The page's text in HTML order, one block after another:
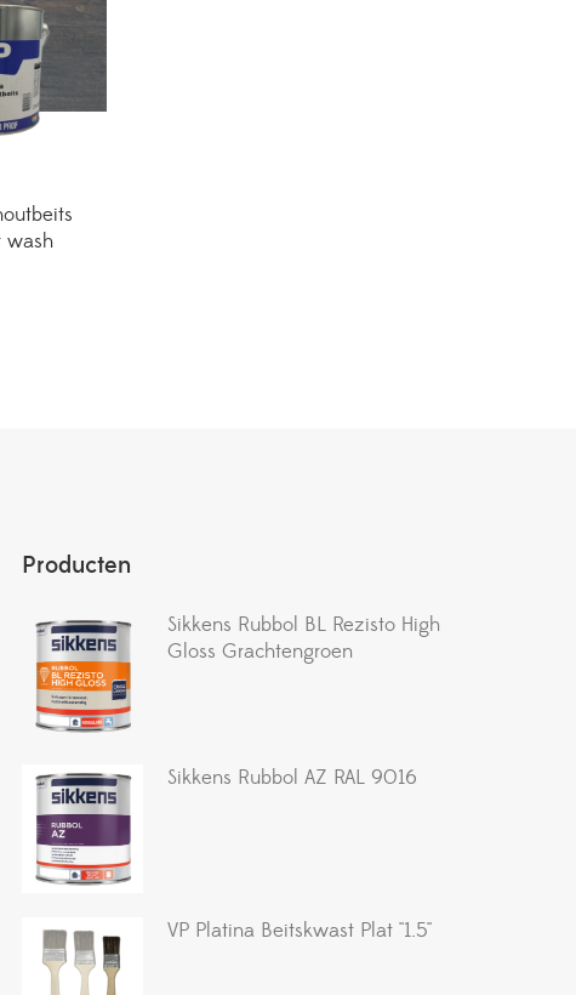
wash
Producten
Sikkens Rubbol BL Rezisto High
Gloss Grachtengroen
Sikkens Rubbol AZ RAL 9016
VP Platina Beitskwast Plat ''1.5''